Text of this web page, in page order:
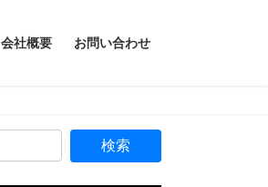
会社概要 お問い合わせ